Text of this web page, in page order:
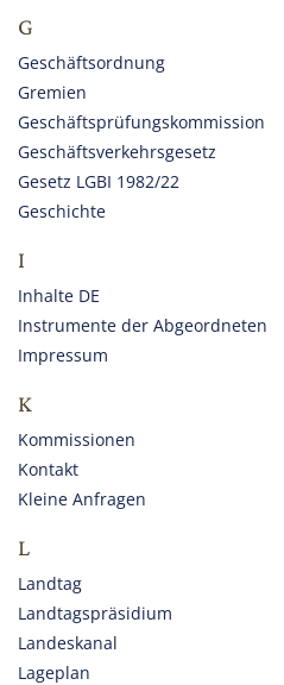
G
Geschäftsordnung
Gremien
Geschäftsprüfungskommission
Geschäftsverkehrsgesetz
Gesetz LGBI 1982/22
Geschichte
I
Inhalte DE
Instrumente der Abgeordneten
Impressum
K
Kommissionen
Kontakt
Kleine Anfragen
L
Landtag
Landtagspräsidium
Landeskanal
Lageplan